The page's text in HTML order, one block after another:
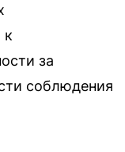
к
за
соблюдения